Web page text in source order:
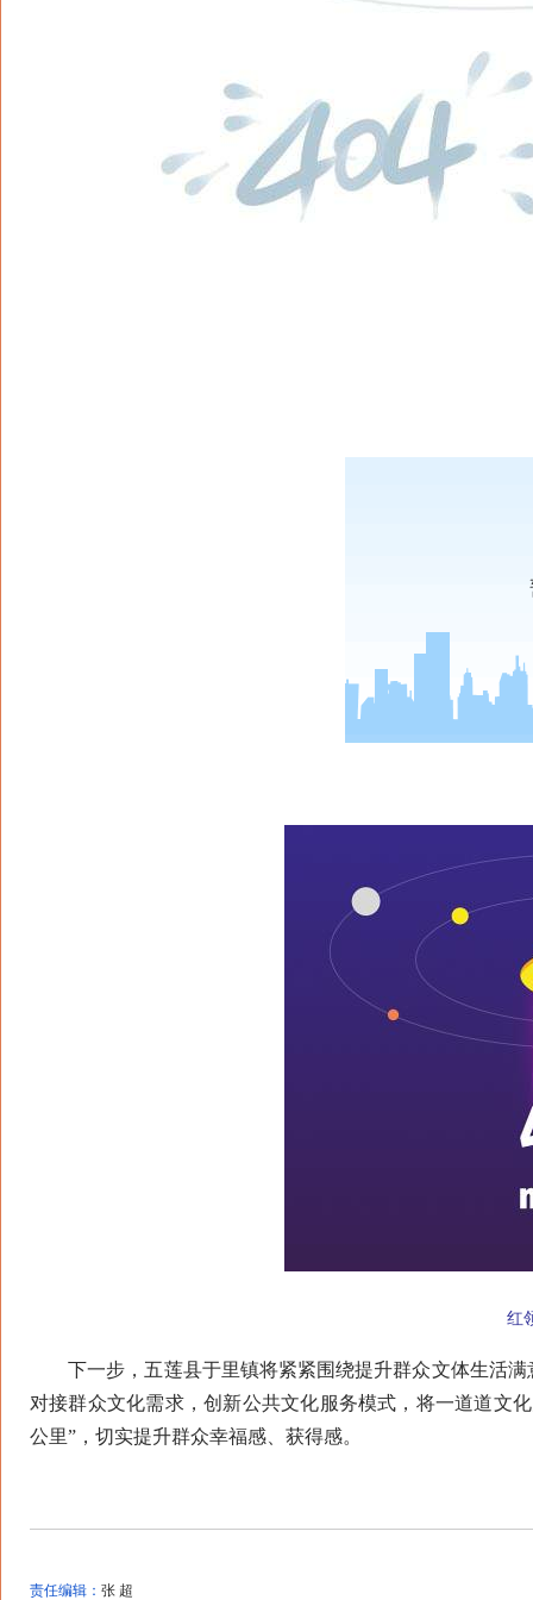
红领
下一步，五莲县于里镇将紧紧围绕提升群众文体生活满
对接群众文化需求，创新公共文化服务模式，将一道道文
公里”，切实提升群众幸福感、获得感。
责任编辑： 张 超